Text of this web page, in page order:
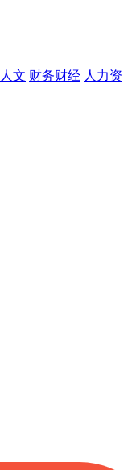
文 财务财经 人力资